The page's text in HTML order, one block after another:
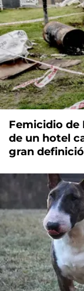
Femicidio de
de un hotel
gran